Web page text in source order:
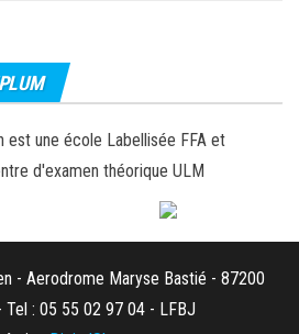
est une école Labellisée FFA et
d'examen théorique ULM
- Aerodrome Maryse Bastié - 87200
Tel : 05 55 02 97 04 - LFBJ